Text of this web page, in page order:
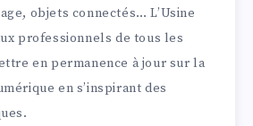
objets connectés… L’Usine
professionnels de tous les
en permanence à jour sur la
en s’inspirant des